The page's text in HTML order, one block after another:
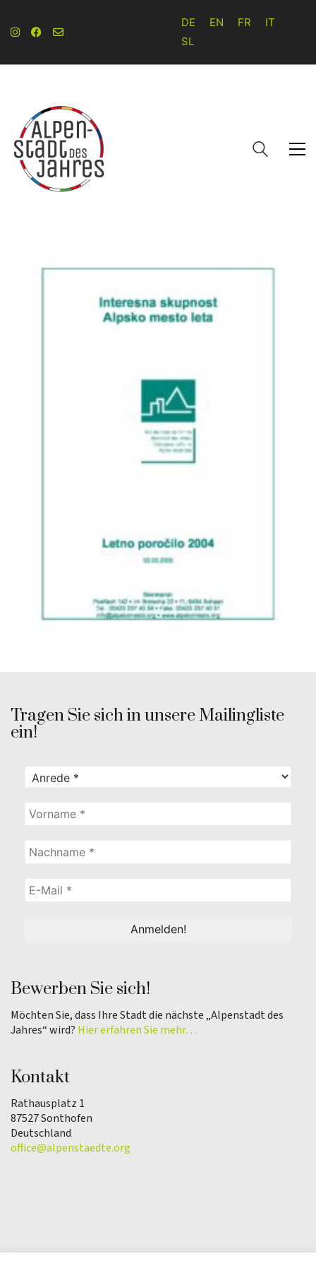
DE EN FR
IT
SL
Tragen Sie sich in unsere Mailingliste
ein!
Bewerben Sie sich!
Möchten Sie, dass Ihre Stadt die nächste „Alpenstadt des
Jahres“ wird? Hier erfahren Sie mehr…
Kontakt
Rathausplatz 1
87527 Sonthofen
Deutschland
office@alpenstaedte.org